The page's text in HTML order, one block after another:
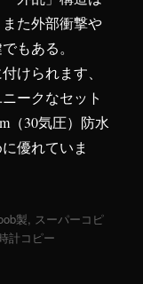
た外部衝撃や
もある。
けられます、
ークなセット
（30気圧）防水
優れていま
製, スーパーコピ
計コピー